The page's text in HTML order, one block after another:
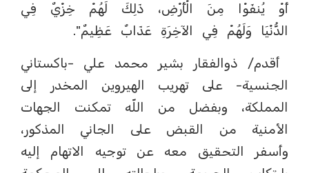
أَوْ يُنفَوْا مِنَ الْأَرْضِ، ذَلِكَ لَهُمْ خِزْيٌ فِي
الدُّنْيَا وَلَهُمْ فِي الآخِرَةِ عَذَابٌ عَظِيمٌ".
أقدم/ ذوالفقار بشير محمد علي -باكستاني
الجنسية- على تهريب الهيروين المخدر إلى
المملكة، وبفضل من اللّه تمكنت الجهات
الأمنية من القبض على الجاني المذكور،
وأسفر التحقيق معه عن توجيه الاتهام إليه